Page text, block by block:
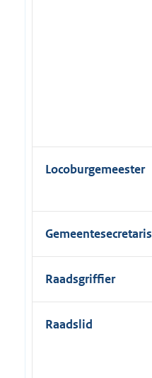
Locoburgemeester
Gemeentesecretaris
Raadsgriffier
Raadslid